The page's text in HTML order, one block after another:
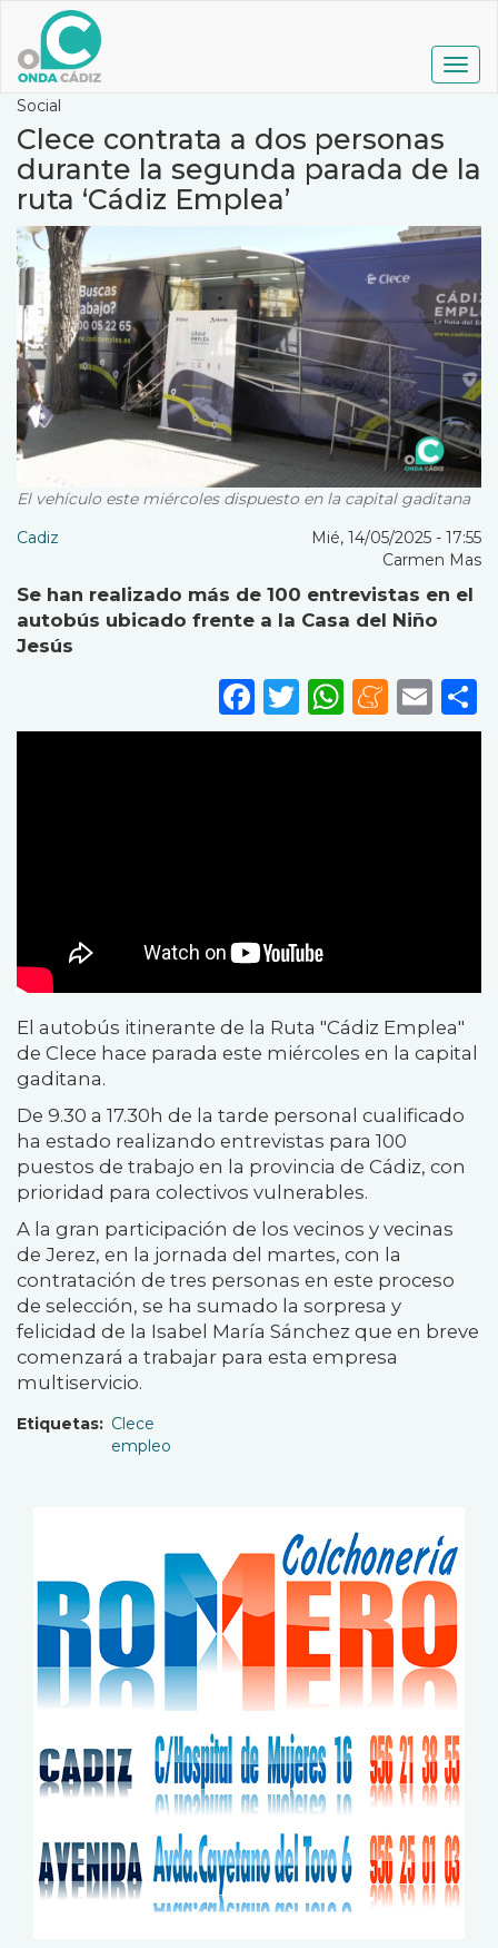
contenido
principal
Social
Clece contrata a dos personas
durante la segunda parada de la
ruta ‘Cádiz Emplea’
El vehículo este miércoles dispuesto en la capital gaditana
Cadiz
Mié, 14/05/2025 - 17:55
Carmen Mas
Se han realizado más de 100 entrevistas en el
autobús ubicado frente a la Casa del Niño
Jesús
Facebook
Twitter
El autobús itinerante de la Ruta "Cádiz Emplea"
de Clece hace parada este miércoles en la capital
gaditana.
De 9.30 a 17.30h de la tarde personal cualificado
ha estado realizando entrevistas para 100
puestos de trabajo en la provincia de Cádiz, con
prioridad para colectivos vulnerables.
A la gran participación de los vecinos y vecinas
de Jerez, en la jornada del martes, con la
contratación de tres personas en este proceso
de selección, se ha sumado la sorpresa y
felicidad de la Isabel María Sánchez que en breve
comenzará a trabajar para esta empresa
multiservicio.
Etiquetas
Clece
empleo